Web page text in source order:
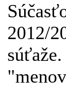
2012/